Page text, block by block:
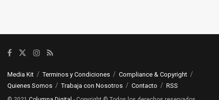
Media Kit Terminos y Condiciones
Compliance & Copyright
Quienes Somos
Trabaja con Nosotros Contacto RSS